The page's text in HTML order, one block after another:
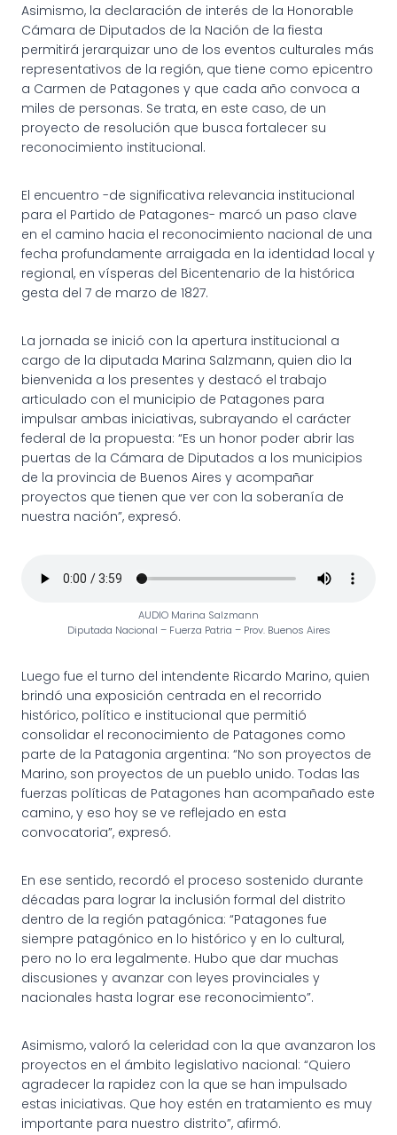
Asimismo, la declaración de interés de la Honorable
Cámara de Diputados de la Nación de la fiesta
permitirá jerarquizar uno de los eventos culturales más
representativos de la región, que tiene como epicentro
a Carmen de Patagones y que cada año convoca a
miles de personas. Se trata, en este caso, de un
proyecto de resolución que busca fortalecer su
reconocimiento institucional.
El encuentro -de significativa relevancia institucional
para el Partido de Patagones- marcó un paso clave
en el camino hacia el reconocimiento nacional de una
fecha profundamente arraigada en la identidad local y
regional, en vísperas del Bicentenario de la histórica
gesta del 7 de marzo de 1827.
La jornada se inició con la apertura institucional a
cargo de la diputada Marina Salzmann, quien dio la
bienvenida a los presentes y destacó el trabajo
articulado con el municipio de Patagones para
impulsar ambas iniciativas, subrayando el carácter
federal de la propuesta: “Es un honor poder abrir las
puertas de la Cámara de Diputados a los municipios
de la provincia de Buenos Aires y acompañar
proyectos que tienen que ver con la soberanía de
nuestra nación”, expresó.
AUDIO Marina Salzmann
Diputada Nacional – Fuerza Patria – Prov. Buenos Aires
Luego fue el turno del intendente Ricardo Marino, quien
brindó una exposición centrada en el recorrido
histórico, político e institucional que permitió
consolidar el reconocimiento de Patagones como
parte de la Patagonia argentina: “No son proyectos de
Marino, son proyectos de un pueblo unido. Todas las
fuerzas políticas de Patagones han acompañado este
camino, y eso hoy se ve reflejado en esta
convocatoria”, expresó.
En ese sentido, recordó el proceso sostenido durante
décadas para lograr la inclusión formal del distrito
dentro de la región patagónica: “Patagones fue
siempre patagónico en lo histórico y en lo cultural,
pero no lo era legalmente. Hubo que dar muchas
discusiones y avanzar con leyes provinciales y
nacionales hasta lograr ese reconocimiento”.
Asimismo, valoró la celeridad con la que avanzaron los
proyectos en el ámbito legislativo nacional: “Quiero
agradecer la rapidez con la que se han impulsado
estas iniciativas. Que hoy estén en tratamiento es muy
importante para nuestro distrito”, afirmó.